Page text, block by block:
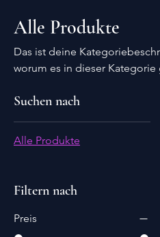
Alle Produkte
Das ist deine
worum es in dieser
Suchen nach
Alle Produkte
Filtern nach
Preis